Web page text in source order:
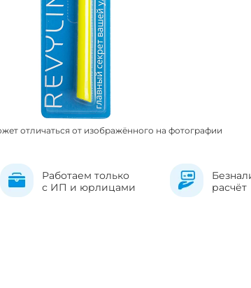
отличаться от изображённого на фотографии
Работаем только
с ИП и юрлицами
расчёт